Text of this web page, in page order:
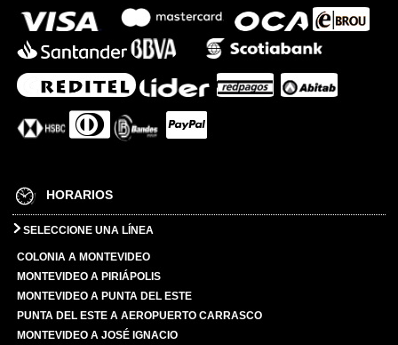
HORARIOS
SELECCIONE UNA LÍNEA
COLONIA A MONTEVIDEO
MONTEVIDEO A PIRIÁPOLIS
MONTEVIDEO A PUNTA DEL ESTE
PUNTA DEL ESTE A AEROPUERTO CARRASCO
MONTEVIDEO A JOSÉ IGNACIO